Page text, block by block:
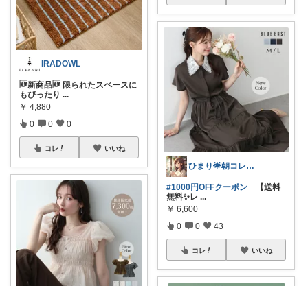
IRADOWL
🆕新商品🆕 限られたスペースに
もぴったり ...
￥ 4,880
0 0 0
コレ いいね
ひまり🌟朝コレ💡いつも感謝💓
#1000円OFFクーポン 【送料
無料✨レ ...
￥ 6,600
0 0 43
コレ いいね